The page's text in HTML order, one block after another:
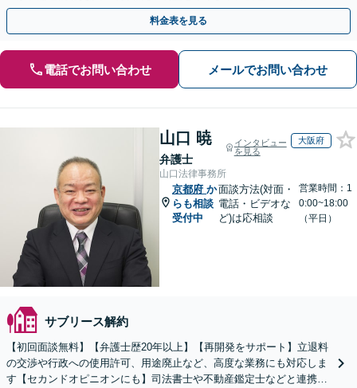
定士等と連携し、複雑な案件もワンストップで解決へ。
料金表を見る
電話でお問い合わせ メールでお問い合わせ
山口 暁
弁護士
インタビュー
を見る
大阪府
山口法律事務所
京都府 か
らも相談
受付中
面談方法(対面・
電話・ビデオな
ど)は応相談
営業時間：1
0:00~18:00
（平日）
サブリース解約
【初回面談無料】【弁護士歴20年以上】【再開発をサポート】立退料
の交渉や行政への使用許可、用途廃止など、高度な業務にも対応しま
す【セカンドオピニオンにも】司法書士や不動産鑑定士などと連携。